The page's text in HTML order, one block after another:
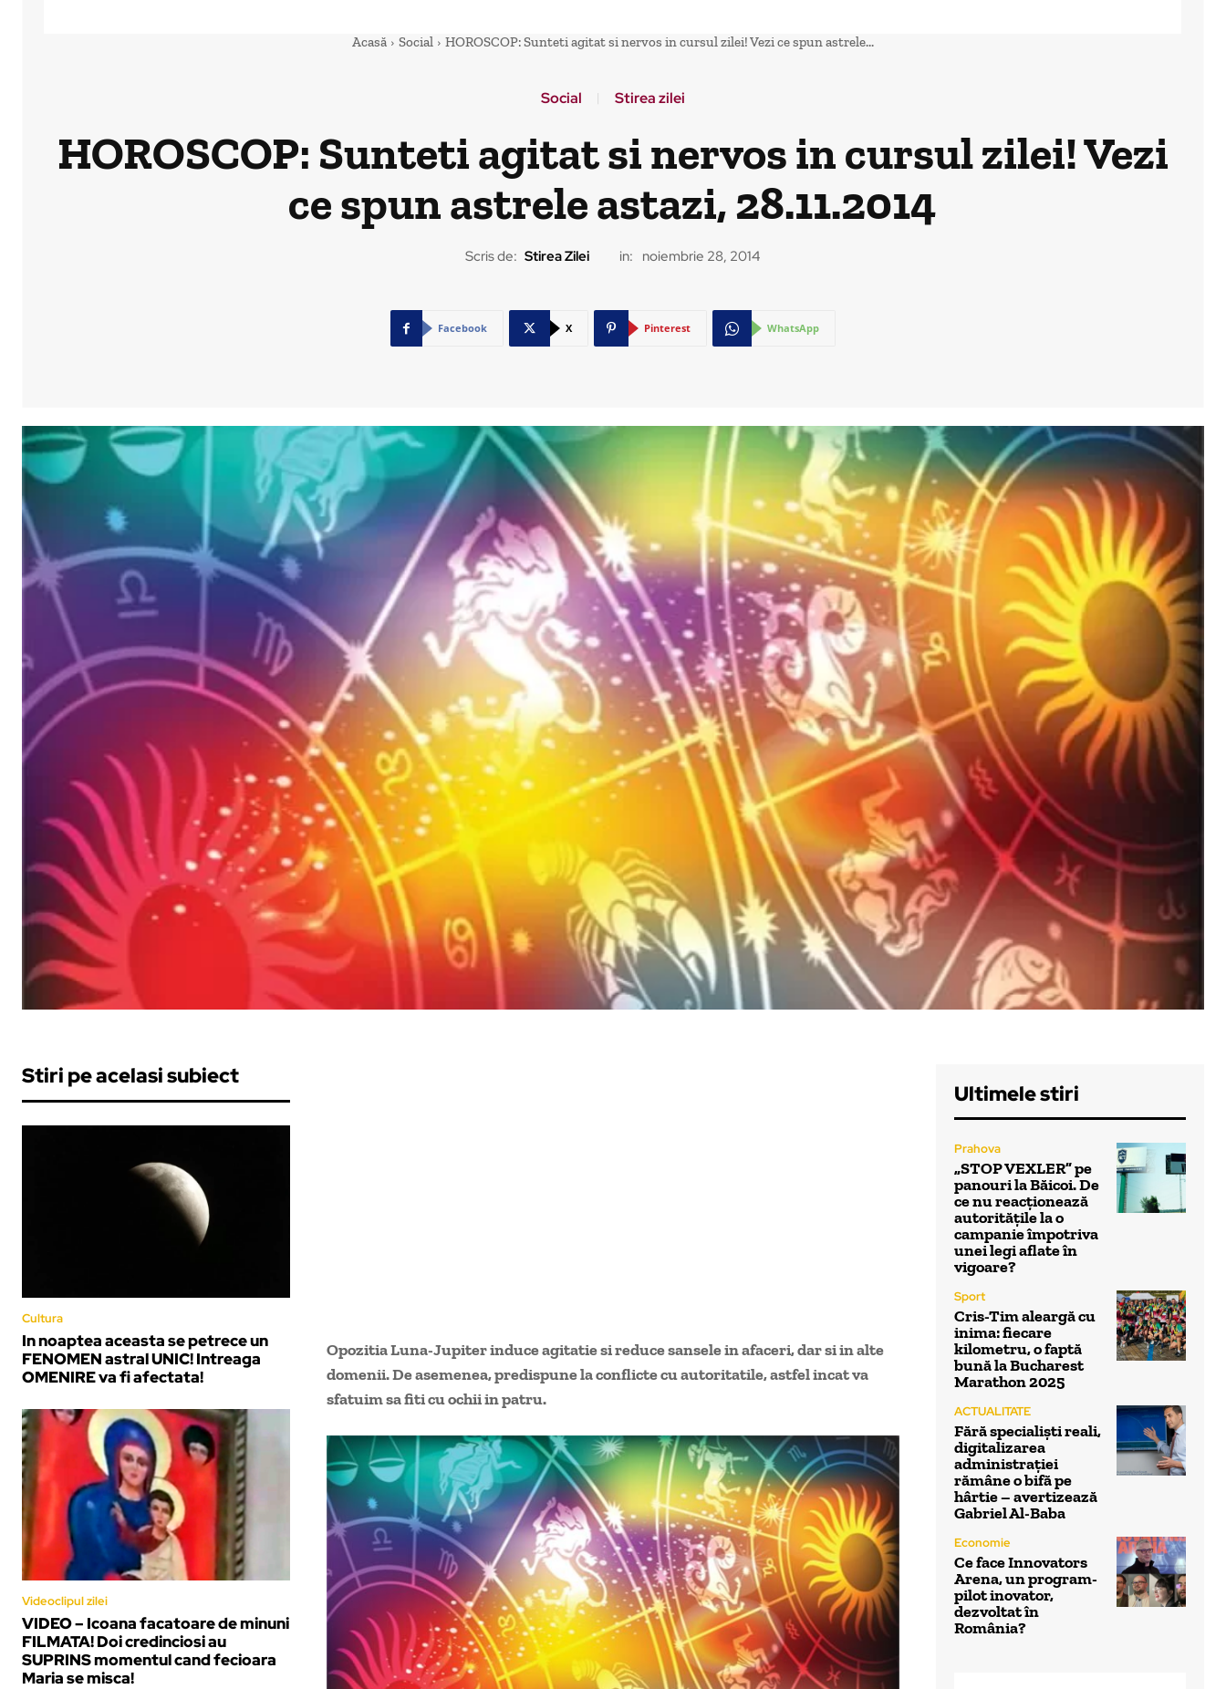
Acasă Social HOROSCOP: Sunteti agitat si nervos in cursul zilei! Vezi ce spun astrele...
Social Stirea zilei
HOROSCOP: Sunteti agitat si nervos in cursul zilei! Vezi
ce spun astrele astazi, 28.11.2014
Scris de: Stirea Zilei in: noiembrie 28, 2014
Facebook X Pinterest WhatsApp
Stiri pe acelasi subiect
Cultura
In noaptea aceasta se petrece un
FENOMEN astral UNIC! Intreaga
OMENIRE va fi afectata!
Videoclipul zilei
VIDEO – Icoana facatoare de minuni
FILMATA! Doi credinciosi au
SUPRINS momentul cand fecioara
Maria se misca!
Opozitia Luna-Jupiter induce agitatie si reduce sansele in afaceri, dar si in alte
domenii. De asemenea, predispune la conflicte cu autoritatile, astfel incat va
sfatuim sa fiti cu ochii in patru.
Ultimele stiri
Prahova
„STOP VEXLER” pe
panouri la Băicoi. De
ce nu reacționează
autoritățile la o
campanie împotriva
unei legi aflate în
vigoare?
Sport
Cris-Tim aleargă cu
inima: fiecare
kilometru, o faptă
bună la Bucharest
Marathon 2025
ACTUALITATE
Fără specialiști reali,
digitalizarea
administrației
rămâne o bifă pe
hârtie – avertizează
Gabriel Al-Baba
Economie
Ce face Innovators
Arena, un program-
pilot inovator,
dezvoltat în
România?